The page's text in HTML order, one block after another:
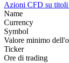
Azioni CFD su titoli
Name
Currency
Symbol
Valore minimo
Ticker
Ore di trading